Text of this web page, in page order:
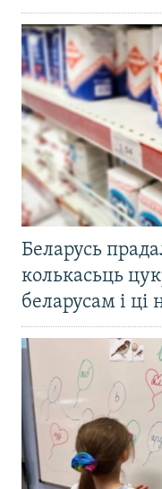
Беларусь
колькасьць
беларусам і